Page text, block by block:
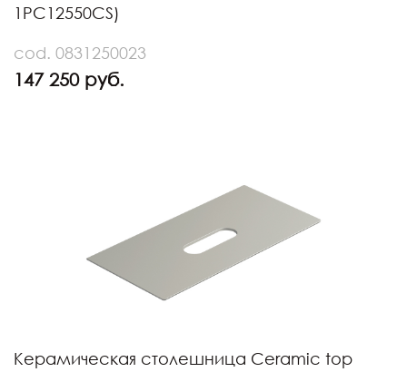
1PC12550CS)
cod. 0831250023
147 250 руб.
Керамическая столешница Ceramic top